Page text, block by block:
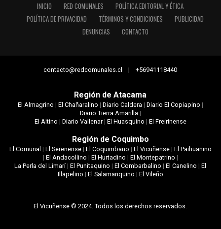
INICIO RED COMUNALES
POLÍTICA EDITORIAL Y ÉTICA
POLÍTICA DE PRIVACIDAD
TÉRMINOS Y CONDICIONES
PUBLICIDAD
DENUNCIAS
CONTACTO
contacto@redcomunales.cl | +56941118440
Región de Atacama
El Almagrino | El Chañaralino | Diario Caldera| Diario El Copiapino |
Diario Tierra Amarilla|
El Altino | Diario Vallenar| El Huasquino | El Freirinense
Región de Coquimbo
El Comunal | El Serenense| El Coquimbano | El Vicuñense| El Paihuanino
| El Andacollino | El Hurtadino | El Montepatrino |
La Perla del Limarí|El Punitaquino |El Combarbalino |El Canelino |El
Illapelino | El Salamanquino | El Vileño
El Vicuñense © 2024. Todos los derechos reservados.